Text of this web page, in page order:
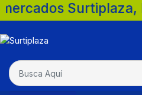
la mejor